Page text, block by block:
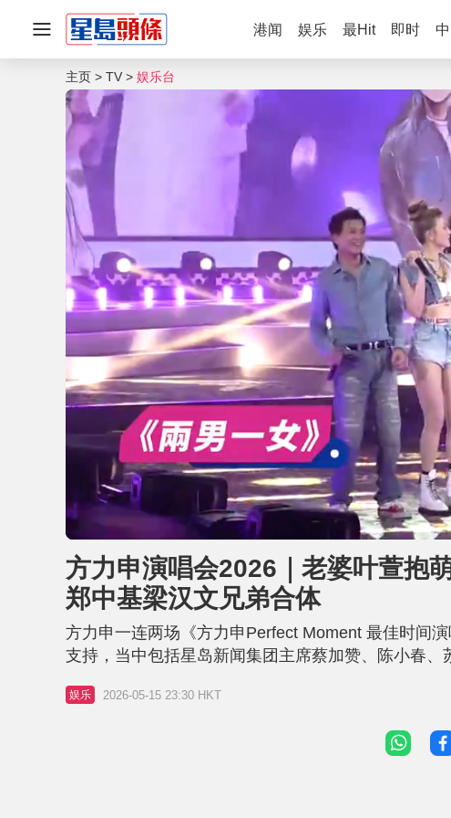
港闻 娱乐 最Hit 即时
主页 TV 娱乐台
n
u
t
e
o
d
e
d
:
1
.
1
%
方力申演唱会2026｜老婆叶萱抱
郑中基梁汉文兄弟合体
方力申一连两场《方力申Perfect Moment 最佳时间
支持，当中包括星岛新闻集团主席蔡加赞、陈小春
送花篮恭贺方力申（小方）开骚，当中包括：刘德
祖蓝及李亚男、尹光、薛家燕、伍仲衡、邓健泓、
娱乐 2026-05-15 23:30 HKT